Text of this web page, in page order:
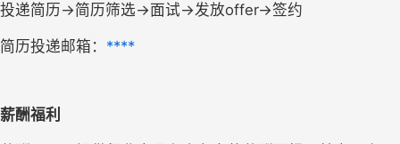
投递简历→简历筛选→面试→发放offer→签约
简历投递邮箱： ****
薪酬福利